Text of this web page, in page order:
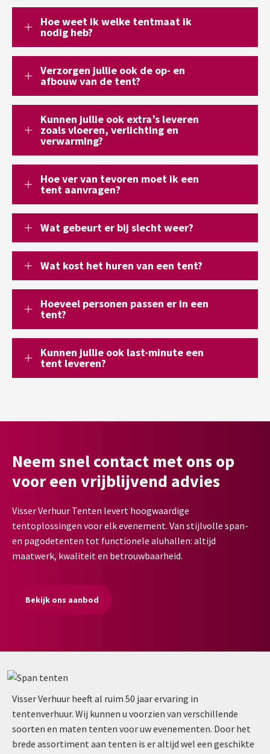
Hoe weet ik welke tentmaat ik
nodig heb?
Verzorgen jullie ook de op- en
afbouw van de tent?
Kunnen jullie ook extra’s leveren
zoals vloeren, verlichting en
verwarming?
Hoe ver van tevoren moet ik een
tent aanvragen?
Wat gebeurt er bij slecht weer?
Wat kost het huren van een tent?
Hoeveel personen passen er in een
tent?
Kunnen jullie ook last-minute een
tent leveren?
Neem snel contact met ons op
voor een vrijblijvend advies
Visser Verhuur Tenten levert hoogwaardige
tentoplossingen voor elk evenement. Van stijlvolle span-
en pagodetenten tot functionele aluhallen: altijd
maatwerk, kwaliteit en betrouwbaarheid.
Bekijk ons aanbod
Visser Verhuur heeft al ruim 50 jaar ervaring in
tentenverhuur. Wij kunnen u voorzien van verschillende
soorten en maten tenten voor uw evenementen. Door het
brede assortiment aan tenten is er altijd wel een geschikte